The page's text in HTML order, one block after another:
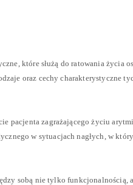
które służą do ratowania życia
oraz cechy charakterystyczne
zagrażającego życiu
w sytuacjach nagłych, w
sobą nie tylko funkcjonalnością,